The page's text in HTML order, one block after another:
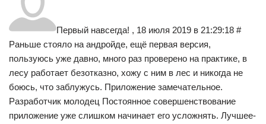
Первый навсегда! , 18 июля 2019 в 21:29:18 #
Раньше стояло на андройде, ещё первая версия,
пользуюсь уже давно, много раз проверено на практике, в
лесу работает безотказно, хожу с ним в лес и никогда не
боюсь, что заблужусь. Приложение замечательное.
Разработчик молодец Постоянное совершенствование
приложение уже слишком начинает его усложнять. Лучшее-